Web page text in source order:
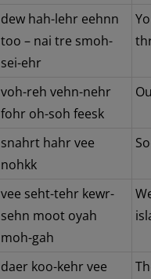
dew hah-lehr eehnn
too – nai tre smoh-
sei-ehr
voh-reh vehn-nehr
fohr oh-soh feesk
snahrt hahr vee
nohkk
vee seht-tehr kewr-
sehn moot oyah
moh-gah
daer koo-kehr vee